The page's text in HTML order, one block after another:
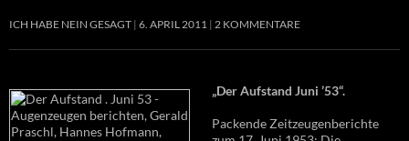
ICH HABE NEIN GESAGT 6. APRIL 2011 2 KOMMENTARE
„Der Aufstand Juni ’53“.
Packende Zeitzeugenberichte